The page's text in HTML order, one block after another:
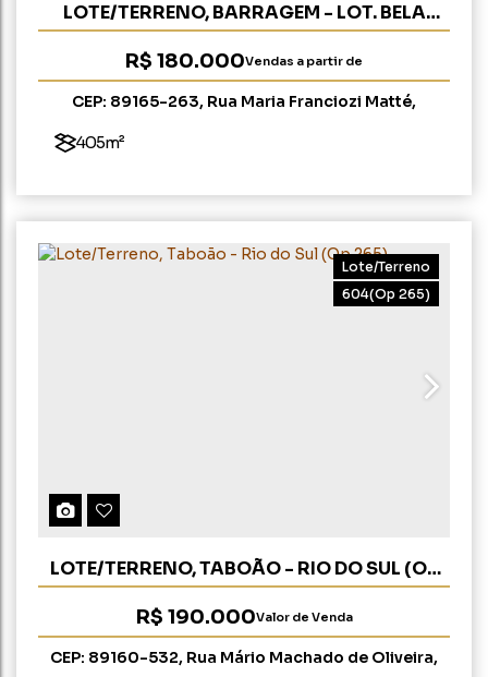
LOTE/TERRENO, BARRAGEM - LOT. BELA
VISTA I - RIO DO SUL
R$ 180.000Vendas a partir de
CEP: 89165-263, Rua Maria Franciozi Matté,
405m²
604(Op 265)
Lote/Terreno
LOTE/TERRENO, TABOÃO - RIO DO SUL (OP
265)
R$ 190.000Valor de Venda
CEP: 89160-532, Rua Mário Machado de Oliveira,